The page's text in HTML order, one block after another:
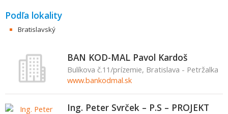
Podľa lokality
Bratislavský
BAN KOD-MAL Pavol Kardoš
Bulíkova č.11/prízemie, Bratislava - Petržalka
www.bankodmal.sk
Ing. Peter Svrček – P.S – PROJEKT